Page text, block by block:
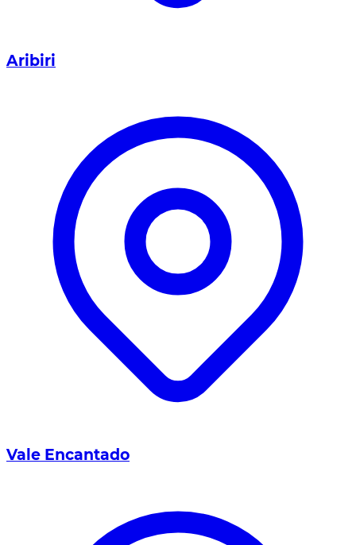
Aribiri
Vale Encantado